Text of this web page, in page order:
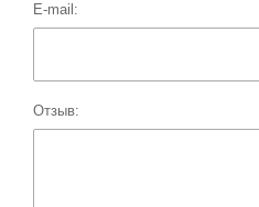
E-mail:
Отзыв: